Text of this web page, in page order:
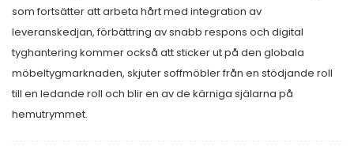
som fortsätter att arbeta hårt med integration av
leveranskedjan, förbättring av snabb respons och digital
tyghantering kommer också att sticker ut på den globala
möbeltygmarknaden, skjuter soffmöbler från en stödjande roll
till en ledande roll och blir en av de kärniga själarna på
hemutrymmet.